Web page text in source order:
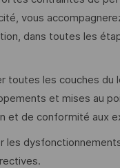
vous
dans toutes les
toutes les couches du
et mises au
et de conformité aux
les